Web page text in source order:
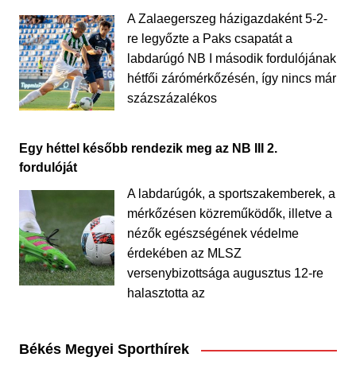
A Zalaegerszeg házigazdaként 5-2-
re legyőzte a Paks csapatát a
labdarúgó NB I második fordulójának
hétfői zárómérkőzésén, így nincs már
százszázalékos
Egy héttel később rendezik meg az NB III 2.
fordulóját
A labdarúgók, a sportszakemberek, a
mérkőzésen közreműködők, illetve a
nézők egészségének védelme
érdekében az MLSZ
versenybizottsága augusztus 12-re
halasztotta az
Békés Megyei Sporthírek